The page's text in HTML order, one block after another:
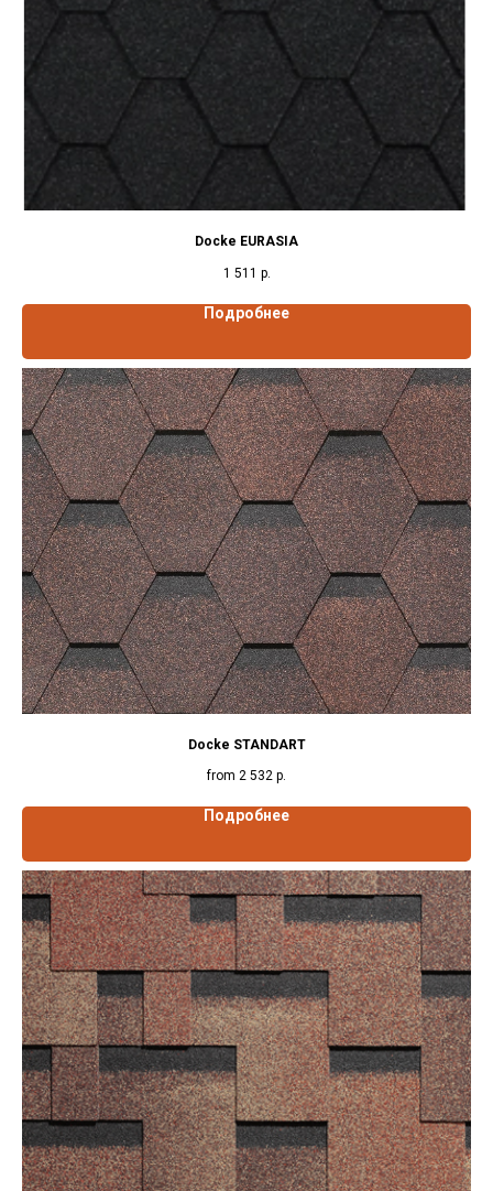
Docke EURASIA
1 511 р.
Подробнее
Docke STANDART
from 2 532 р.
Подробнее